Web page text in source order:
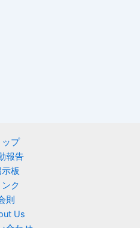
ップ
報告
板
ンク
則
Us